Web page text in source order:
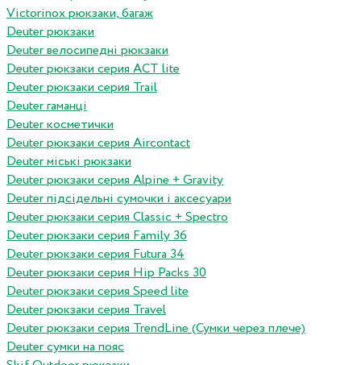
Victorinox рюкзаки, багаж
Deuter рюкзаки
Deuter велосипедні рюкзаки
Deuter рюкзаки серия ACT lite
Deuter рюкзаки серия Trail
Deuter гаманці
Deuter косметички
Deuter рюкзаки серия Aircontact
Deuter міські рюкзаки
Deuter рюкзаки серия Alpine + Gravity
Deuter підсідельні сумочки і аксесуари
Deuter рюкзаки серия Classic + Spectro
Deuter рюкзаки серия Family 36
Deuter рюкзаки серия Futura 34
Deuter рюкзаки серия Hip Packs 30
Deuter рюкзаки серия Speed lite
Deuter рюкзаки серия Travel
Deuter рюкзаки серия TrendLine (Сумки через плече)
Deuter сумки на пояс